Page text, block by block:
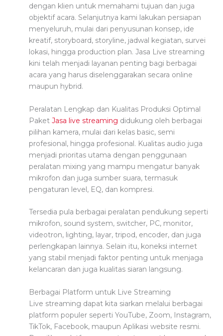
dengan klien untuk memahami tujuan dan juga
objektif acara. Selanjutnya kami lakukan persiapan
menyeluruh, mulai dari penyusunan konsep, ide
kreatif, storyboard, storyline, jadwal kegiatan, survei
lokasi, hingga production plan. Jasa Live streaming
kini telah menjadi layanan penting bagi berbagai
acara yang harus diselenggarakan secara online
maupun hybrid.
Peralatan Lengkap dan Kualitas Produksi Optimal
Paket Jasa live streaming didukung oleh berbagai
pilihan kamera, mulai dari kelas basic, semi
profesional, hingga profesional. Kualitas audio juga
menjadi prioritas utama dengan penggunaan
peralatan mixing yang mampu mengatur banyak
mikrofon dan juga sumber suara, termasuk
pengaturan level, EQ, dan kompresi.
Tersedia pula berbagai peralatan pendukung seperti
mikrofon, sound system, switcher, PC, monitor,
videotron, lighting, layar, tripod, encoder, dan juga
perlengkapan lainnya. Selain itu, koneksi internet
yang stabil menjadi faktor penting untuk menjaga
kelancaran dan juga kualitas siaran langsung.
Berbagai Platform untuk Live Streaming
Live streaming dapat kita siarkan melalui berbagai
platform populer seperti YouTube, Zoom, Instagram,
TikTok, Facebook, maupun Aplikasi website resmi.